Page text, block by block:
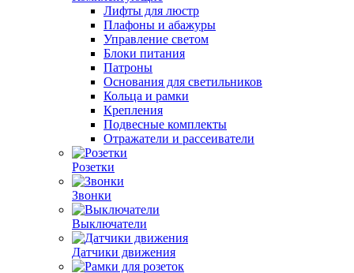
Лифты для люстр
Плафоны и абажуры
Управление светом
Блоки питания
Патроны
Основания для светильников
Кольца и рамки
Крепления
Подвесные комплекты
Отражатели и рассеиватели
Розетки
Звонки
Выключатели
Датчики движения